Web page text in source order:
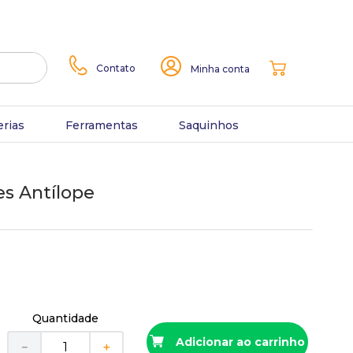
Contato Minha conta
Ferramentas Saquinhos
Antílope
Quantidade
＋
－ Adicionar ao carrinho